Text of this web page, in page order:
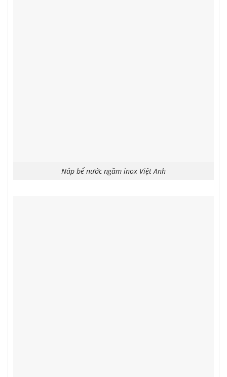
Nắp bể nước ngầm inox Việt Anh